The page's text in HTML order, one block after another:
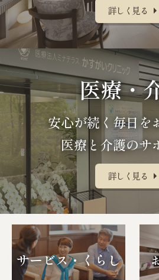
詳しく見る
医療・
安心が続く毎日を
医療と介護のサ
詳しく見る
サービス・くらし